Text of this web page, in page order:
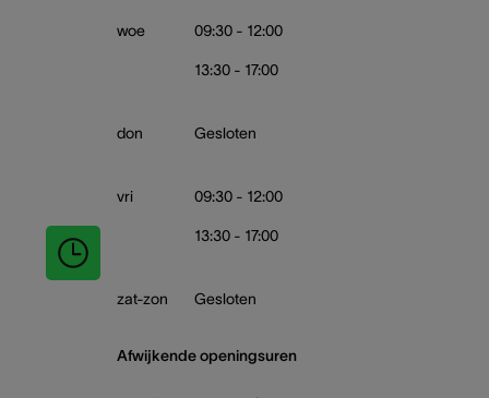
woe 09:30 - 12:00
13:30 - 17:00
don Gesloten
vri 09:30 - 12:00
13:30 - 17:00
zat-zon Gesloten
Afwijkende openingsuren